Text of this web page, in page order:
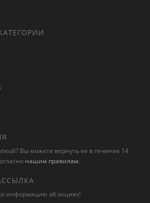
Вы можете вернуть ее в течение 14
нашим правилам.
информацию об акциях!